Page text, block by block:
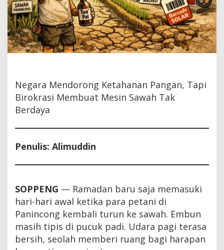
Negara Mendorong Ketahanan Pangan, Tapi
Birokrasi Membuat Mesin Sawah Tak
Berdaya
Penulis: Alimuddin
SOPPENG — Ramadan baru saja memasuki
hari-hari awal ketika para petani di
Panincong kembali turun ke sawah. Embun
masih tipis di pucuk padi. Udara pagi terasa
bersih, seolah memberi ruang bagi harapan